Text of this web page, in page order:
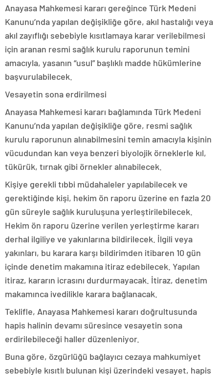
Anayasa Mahkemesi kararı gereğince Türk Medeni
Kanunu’nda yapılan değişikliğe göre, akıl hastalığı veya
akıl zayıflığı sebebiyle kısıtlamaya karar verilebilmesi
için aranan resmi sağlık kurulu raporunun temini
amacıyla, yasanın “usul” başlıklı madde hükümlerine
başvurulabilecek.
Vesayetin sona erdirilmesi
Anayasa Mahkemesi kararı bağlamında Türk Medeni
Kanunu’nda yapılan değişikliğe göre, resmi sağlık
kurulu raporunun alınabilmesini temin amacıyla kişinin
vücudundan kan veya benzeri biyolojik örneklerle kıl,
tükürük, tırnak gibi örnekler alınabilecek.
Kişiye gerekli tıbbi müdahaleler yapılabilecek ve
gerektiğinde kişi, hekim ön raporu üzerine en fazla 20
gün süreyle sağlık kuruluşuna yerleştirilebilecek.
Hekim ön raporu üzerine verilen yerleştirme kararı
derhal ilgiliye ve yakınlarına bildirilecek. İlgili veya
yakınları, bu karara karşı bildirimden itibaren 10 gün
içinde denetim makamına itiraz edebilecek. Yapılan
itiraz, kararın icrasını durdurmayacak. İtiraz, denetim
makamınca ivedilikle karara bağlanacak.
Teklifle, Anayasa Mahkemesi kararı doğrultusunda
hapis halinin devamı süresince vesayetin sona
erdirilebileceği haller düzenleniyor.
Buna göre, özgürlüğü bağlayıcı cezaya mahkumiyet
sebebiyle kısıtlı bulunan kişi üzerindeki vesayet, hapis